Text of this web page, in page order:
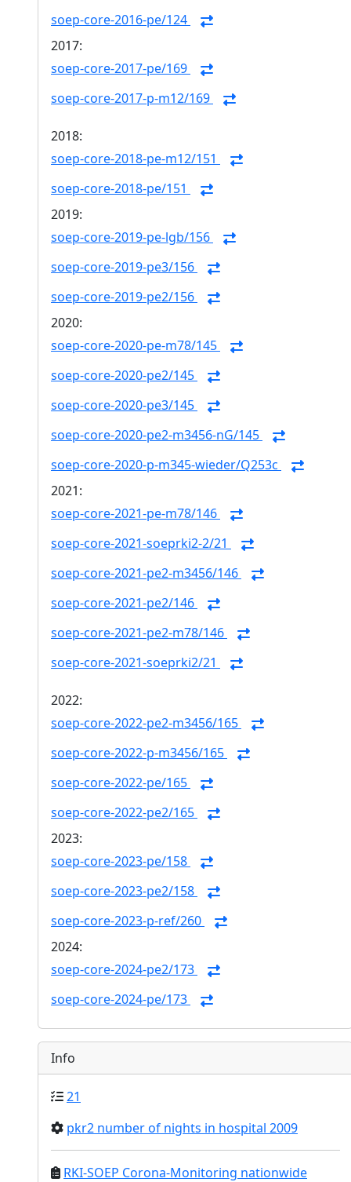
soep-core-2016-pe/124
2017:
soep-core-2017-pe/169
soep-core-2017-p-m12/169
2018:
soep-core-2018-pe-m12/151
soep-core-2018-pe/151
2019:
soep-core-2019-pe-lgb/156
soep-core-2019-pe3/156
soep-core-2019-pe2/156
2020:
soep-core-2020-pe-m78/145
soep-core-2020-pe2/145
soep-core-2020-pe3/145
soep-core-2020-pe2-m3456-nG/145
soep-core-2020-p-m345-wieder/Q253c
2021:
soep-core-2021-pe-m78/146
soep-core-2021-soeprki2-2/21
soep-core-2021-pe2-m3456/146
soep-core-2021-pe2/146
soep-core-2021-pe2-m78/146
soep-core-2021-soeprki2/21
2022:
soep-core-2022-pe2-m3456/165
soep-core-2022-p-m3456/165
soep-core-2022-pe/165
soep-core-2022-pe2/165
2023:
soep-core-2023-pe/158
soep-core-2023-pe2/158
soep-core-2023-p-ref/260
2024:
soep-core-2024-pe2/173
soep-core-2024-pe/173
Info
21
pkr2 number of nights in hospital 2009
RKI-SOEP Corona-Monitoring nationwide